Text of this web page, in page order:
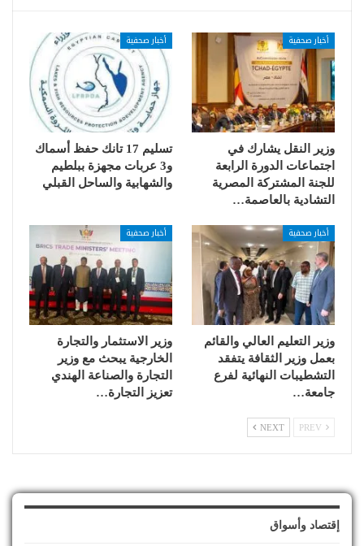
أخبار صحفية
وزير النقل يشارك في
اجتماعات الدورة الرابعة
للجنة المشتركة المصرية
التشادية بالعاصمة…
أخبار صحفية
تسليم 17 تانك حفظ أسماك
و3 عربات مجهزة ببلطيم
والشهابية والساحل القبلي
أخبار صحفية
وزير التعليم العالي والقائم
بعمل وزير الثقافة يتفقد
التشطيبات النهائية لفرع
جامعة…
أخبار صحفية
وزير الاستثمار والتجارة
الخارجية يبحث مع وزير
التجارة والصناعة الهندي
تعزيز التجارة…
NEXT
إقتصاد وأسواق